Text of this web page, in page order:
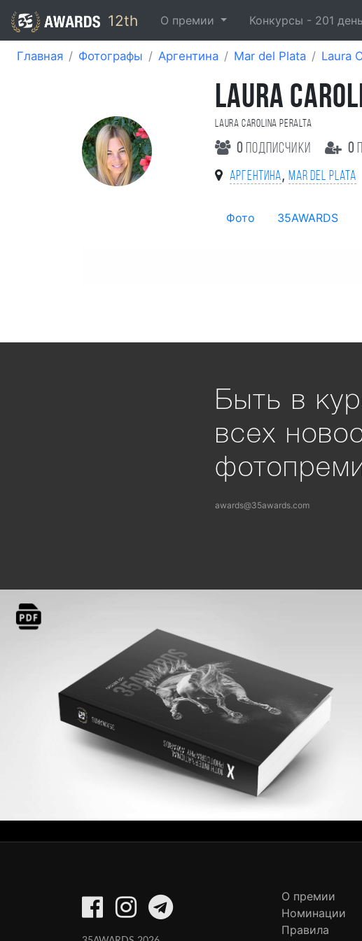
12th О премии Конкурсы - 201 день
Главная Фотографы Аргентина Mar del Plata Laura
LAURA
Laura Carolina Peralta
0 подписчики 0
Аргентина, Mar del Plata
Фото 35AWARDS
Быть в
всех
awards@35awards.com
О премии
Номинации
Правила